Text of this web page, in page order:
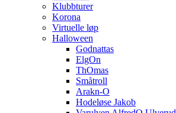
Klubbturer
Korona
Virtuelle løp
Halloween
Godnattas
ElgOn
ThOmas
Småtroll
Arakn-O
Hodeløse Jakob